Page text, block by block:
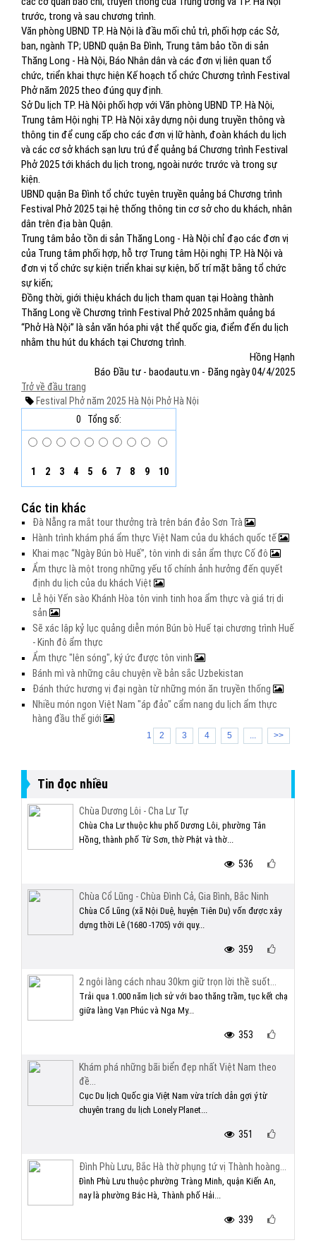
trước, trong và sau chương trình.
Văn phòng UBND TP. Hà Nội là đầu mối chủ trì, phối hợp các Sở,
ban, ngành TP; UBND quận Ba Đình, Trung tâm bảo tồn di sản
Thăng Long - Hà Nội, Báo Nhân dân và các đơn vị liên quan tổ
chức, triển khai thực hiện Kế hoạch tổ chức Chương trình Festival
Phở năm 2025 theo đúng quy định.
Sở Du lịch TP. Hà Nội phối hợp với Văn phòng UBND TP. Hà Nội,
Trung tâm Hội nghị TP. Hà Nội xây dựng nội dung truyền thông và
thông tin để cung cấp cho các đơn vị lữ hành, đoàn khách du lịch
và các cơ sở khách sạn lưu trú để quảng bá Chương trình Festival
Phở 2025 tới khách du lịch trong, ngoài nước trước và trong sự
kiện.
UBND quận Ba Đình tổ chức tuyên truyền quảng bá Chương trình
Festival Phở 2025 tại hệ thống thông tin cơ sở cho du khách, nhân
dân trên địa bàn Quận.
Trung tâm bảo tồn di sản Thăng Long - Hà Nội chỉ đạo các đơn vị
của Trung tâm phối hợp, hỗ trợ Trung tâm Hội nghị TP. Hà Nội và
đơn vị tổ chức sự kiện triển khai sự kiện, bố trí mặt bằng tổ chức
sự kiến;
Đồng thời, giới thiệu khách du lịch tham quan tại Hoàng thành
Thăng Long về Chương trình Festival Phở 2025 nhằm quảng bá
“Phở Hà Nội” là sản văn hóa phi vật thể quốc gia, điểm đến du lịch
nhằm thu hút du khách tại Chương trình.
Hồng Hạnh
Báo Đầu tư - baodautu.vn - Đăng ngày 04/4/2025
Trở về đầu trang
Festival Phở năm 2025 Hà Nội Phở Hà Nội
0
Tổng số:
1 2 3 4 5 6 7 8 9 10
Các tin khác
Đà Nẵng ra mắt tour thưởng trà trên bán đảo Sơn Trà
Hành trình khám phá ẩm thực Việt Nam của du khách quốc tế
Khai mạc “Ngày Bún bò Huế”, tôn vinh di sản ẩm thực Cố đô
Ẩm thực là một trong những yếu tố chính ảnh hưởng đến quyết
định du lịch của du khách Việt
Lễ hội Yến sào Khánh Hòa tôn vinh tinh hoa ẩm thực và giá trị di
sản
Sẽ xác lập kỷ lục quảng diễn món Bún bò Huế tại chương trình Huế
- Kinh đô ẩm thực
Ẩm thực "lên sóng", ký ức được tôn vinh
Bánh mì và những câu chuyện về bản sắc Uzbekistan
Đánh thức hương vị đại ngàn từ những món ăn truyền thống
Nhiều món ngon Việt Nam "áp đảo" cẩm nang du lịch ẩm thực
hàng đầu thế giới
1 2 3 4 5 ... >>
Tin đọc nhiều
Chùa Dương Lôi - Cha Lư Tự
Chùa Cha Lư thuộc khu phố Dương Lôi, phường Tân
Hồng, thành phố Từ Sơn, thờ Phật và thờ...
536
Chùa Cổ Lũng - Chùa Đình Cả, Gia Bình, Bắc Ninh
Chùa Cổ Lũng (xã Nội Duệ, huyện Tiên Du) vốn được xây
dựng thời Lê (1680 -1705) với quy...
359
2 ngôi làng cách nhau 30km giữ trọn lời thề suốt...
Trải qua 1.000 năm lịch sử với bao thăng trầm, tục kết chạ
giữa làng Vạn Phúc và Nga My...
353
Khám phá những bãi biển đẹp nhất Việt Nam theo
đề...
Cục Du lịch Quốc gia Việt Nam vừa trích dẫn gợi ý từ
chuyên trang du lịch Lonely Planet...
351
Đình Phù Lưu, Bắc Hà thờ phụng tứ vị Thành hoàng...
Đình Phù Lưu thuộc phường Tràng Minh, quận Kiến An,
nay là phường Bắc Hà, Thành phố Hải...
339